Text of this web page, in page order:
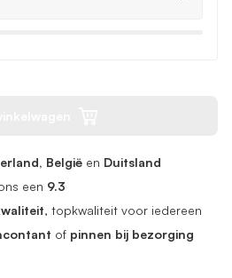
België en Duitsland
een 9.3
, topkwaliteit voor iedereen
of pinnen bij bezorging